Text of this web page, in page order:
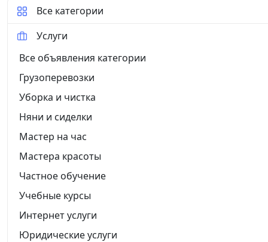
Все категории
Услуги
Все объявления категории
Грузоперевозки
Уборка и чистка
Няни и сиделки
Мастер на час
Мастера красоты
Частное обучение
Учебные курсы
Интернет услуги
Юридические услуги